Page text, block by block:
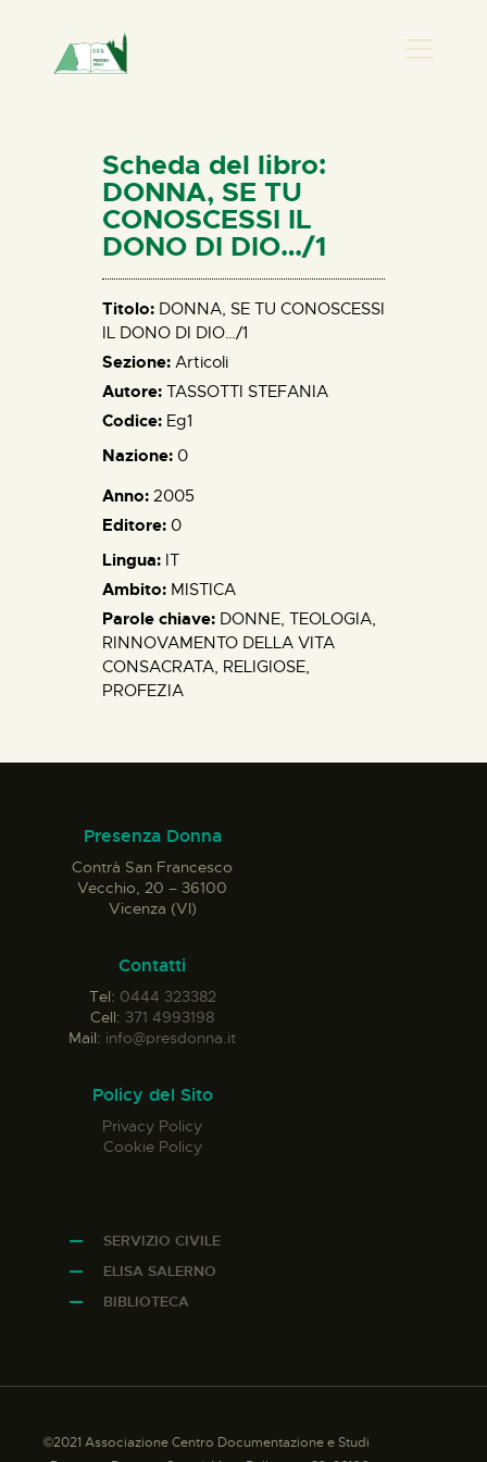
HOME
CHI SIAMO
NEWS
PERCORSI
ELISA SALERNO
CONTATTI
Scheda del libro:
DONNA, SE TU
CONOSCESSI IL
DONO DI DIO…/1
Titolo: DONNA, SE TU CONOSCESSI
IL DONO DI DIO…/1
Sezione: Articoli
Autore: TASSOTTI STEFANIA
Codice: Eg1
Nazione: 0
Anno: 2005
Editore: 0
Lingua: IT
Ambito: MISTICA
Parole chiave: DONNE, TEOLOGIA,
RINNOVAMENTO DELLA VITA
CONSACRATA, RELIGIOSE,
PROFEZIA
Presenza Donna
Contrà San Francesco
Vecchio, 20 – 36100
Vicenza (VI)
Contatti
Tel: 0444 323382
Cell: 371 4993198
Mail: info@presdonna.it
Policy del Sito
Privacy Policy
Cookie Policy
SERVIZIO CIVILE
ELISA SALERNO
BIBLIOTECA
©2021 Associazione Centro Documentazione e Studi